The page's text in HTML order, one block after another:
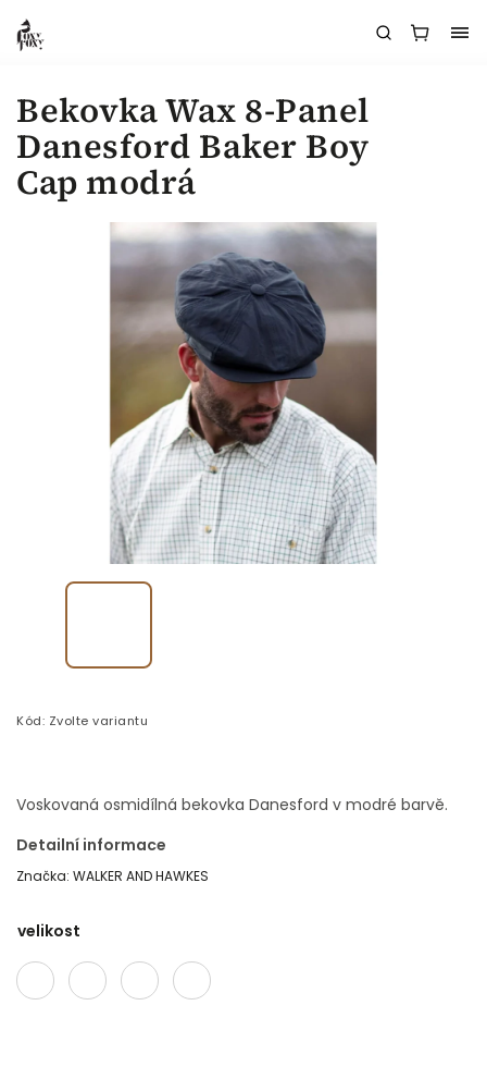
Bekovka Wax 8-Panel
Danesford Baker Boy
Cap modrá
Kód: Zvolte variantu
Voskovaná osmidílná bekovka Danesford v modré barvě.
Detailní informace
Značka: WALKER AND HAWKES
velikost